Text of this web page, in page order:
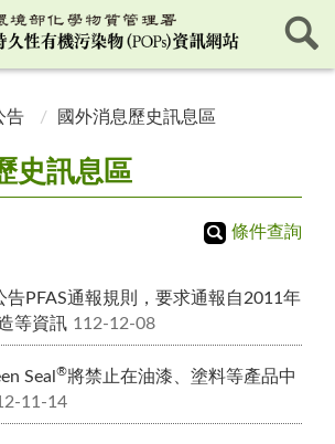
告 國外消息歷史訊息區
史訊息區
條件查詢
告PFAS通報規則，要求通報自2011年
等資訊 112-12-08
Seal®將禁止在油漆、塗料等產品中
11-14